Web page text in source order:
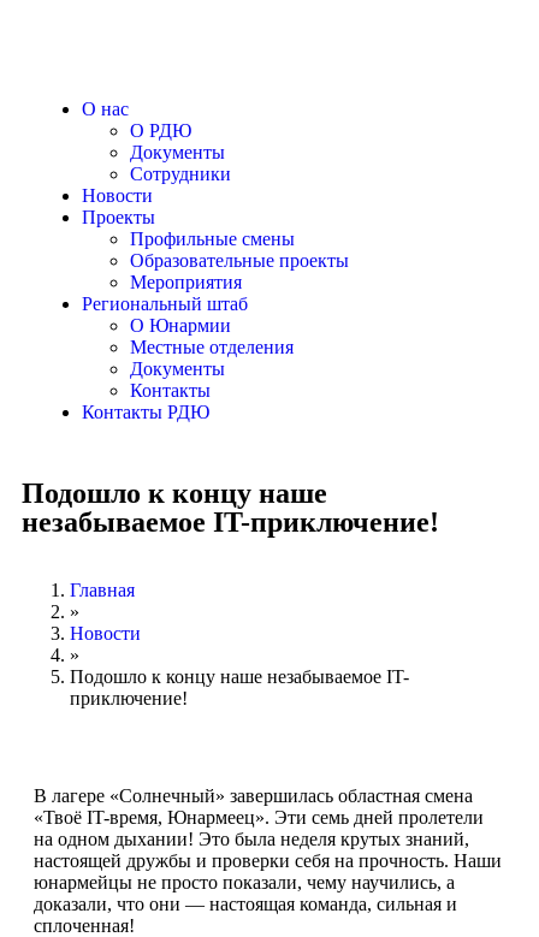
О нас
О РДЮ
Документы
Сотрудники
Новости
Проекты
Профильные смены
Образовательные проекты
Мероприятия
Региональный штаб
О Юнармии
Местные отделения
Документы
Контакты
Контакты РДЮ
Подошло к концу наше
незабываемое IT-приключение!
Главная
»
Новости
»
Подошло к концу наше незабываемое IT-
приключение!
В лагере «Солнечный» завершилась областная смена
«Твоё IT-время, Юнармеец». Эти семь дней пролетели
на одном дыхании! Это была неделя крутых знаний,
настоящей дружбы и проверки себя на прочность. Наши
юнармейцы не просто показали, чему научились, а
доказали, что они — настоящая команда, сильная и
сплоченная!